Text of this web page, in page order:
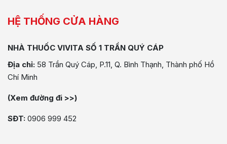
HỆ THỐNG CỬA HÀNG
NHÀ THUỐC VIVITA SỐ 1 TRẦN QUÝ CÁP
Địa chỉ: 58 Trần Quý Cáp, P.11, Q. Bình Thạnh, Thành phố Hồ
Chí Minh
(Xem đường đi >>)
SĐT: 0906 999 452